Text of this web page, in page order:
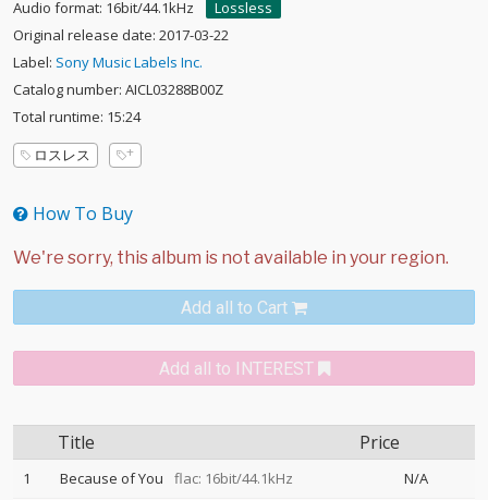
Audio format: 16bit/44.1kHz
Lossless
Original release date: 2017-03-22
Label: Sony Music Labels Inc.
Catalog number: AICL03288B00Z
Total runtime: 15:24
ロスレス
How To Buy
Add all to Cart
Add all to INTEREST
Title Price
1 Because of You flac: 16bit/44.1kHz
N/A